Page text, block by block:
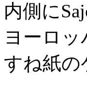
内側に
ヨーロ
すね紙の